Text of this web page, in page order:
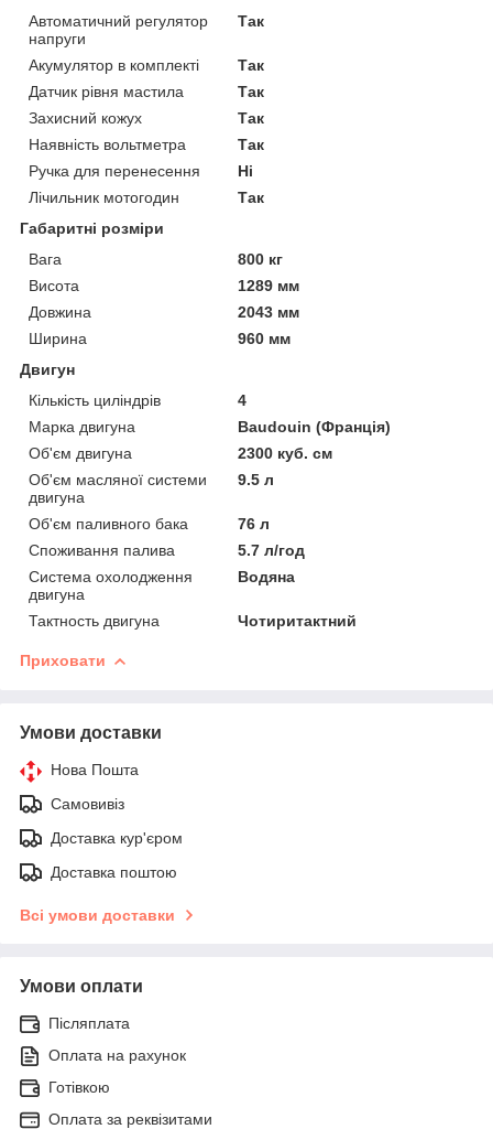
Автоматичний регулятор
напруги
Так
Акумулятор в комплекті
Так
Датчик рівня мастила
Так
Захисний кожух
Так
Наявність вольтметра
Так
Ручка для перенесення
Ні
Лічильник мотогодин
Так
Габаритні розміри
Вага
800 кг
Висота
1289 мм
Довжина
2043 мм
Ширина
960 мм
Двигун
Кількість циліндрів
4
Марка двигуна
Baudouin (Франція)
Об'єм двигуна
2300 куб. см
Об'єм масляної системи
двигуна
9.5 л
Об'єм паливного бака
76 л
Споживання палива
5.7 л/год
Система охолодження
двигуна
Водяна
Тактность двигуна Чотиритактний
Приховати
Умови доставки
Нова Пошта
Самовивіз
Доставка кур'єром
Доставка поштою
Всі умови доставки
Умови оплати
Післяплата
Оплата на рахунок
Готівкою
Оплата за реквізитами